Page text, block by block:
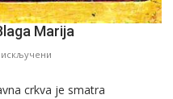
Marija
Marija
crkva je smatra